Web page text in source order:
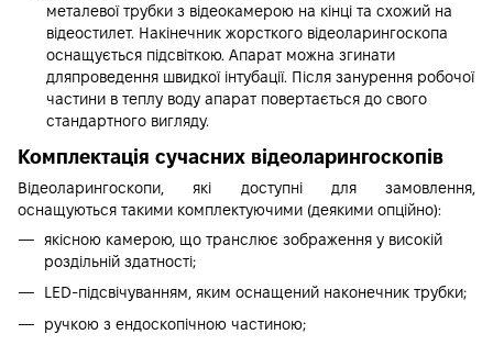
металевої трубки з відеокамерою на кінці та схожий на
відеостилет. Накінечник жорсткого відеоларингоскопа
оснащується підсвіткою. Апарат можна згинати
дляпроведення швидкої інтубації. Після занурення робочої
частини в теплу воду апарат повертається до свого
стандартного вигляду.
Комплектація сучасних відеоларингоскопів
Відеоларингоскопи, які доступні для замовлення,
оснащуються такими комплектуючими (деякими опційно):
якісною камерою, що транслює зображення у високій
роздільній здатності;
LED-підсвічуванням, яким оснащений наконечник трубки;
ручкою з ендоскопічною частиною;